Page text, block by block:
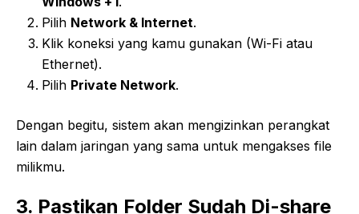
Pilih Network & Internet.
Klik koneksi yang kamu gunakan (Wi-Fi atau
Ethernet).
Pilih Private Network.
Dengan begitu, sistem akan mengizinkan perangkat
lain dalam jaringan yang sama untuk mengakses file
milikmu.
3. Pastikan Folder Sudah Di-share